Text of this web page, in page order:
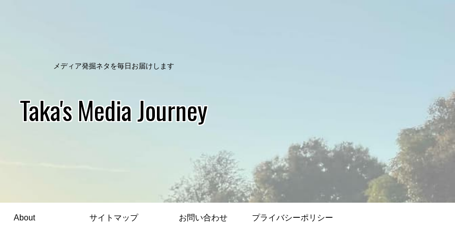
メディア発掘ネタを毎日お届けします
Taka's Media Journey
About サイトマップ お問い合わせ プライバシーポリシー